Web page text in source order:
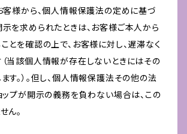
客様から、個人情報保護法の定めに基づ
を求められたときは、お客様ご本人から
とを確認の上で、お客様に対し、遅滞なく
当該個人情報が存在しないときにはその
す。）。但し、個人情報保護法その他の法
ップが開示の義務を負わない場合は、この
ん。